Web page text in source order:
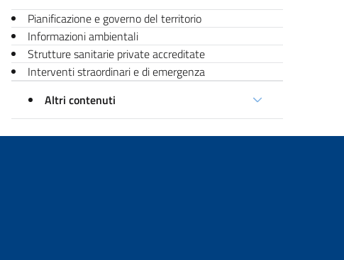
Pianificazione e governo del territorio
Informazioni ambientali
Strutture sanitarie private accreditate
Interventi straordinari e di emergenza
Altri contenuti